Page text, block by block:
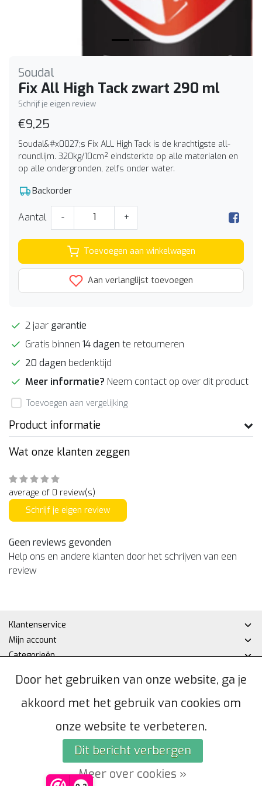
Soudal
Fix All High Tack zwart 290 ml
Schrijf je eigen review
€9,25
Soudal&#x0027;s Fix ALL High Tack is de krachtigste all-
roundlijm. 320kg/10cm² eindsterkte op alle materialen en
op alle ondergronden, zelfs onder water.
Backorder
Aantal - +
Toevoegen aan winkelwagen
Aan verlanglijst toevoegen
2 jaar garantie
Gratis binnen 14 dagen te retourneren
20 dagen bedenktijd
Meer informatie? Neem contact op over dit product
Toevoegen aan vergelijking
Product informatie
Wat onze klanten zeggen
average of 0 review(s)
Schrijf je eigen review
Geen reviews gevonden
Help ons en andere klanten door het schrijven van een
review
Klantenservice
Mijn account
Categorieën
© Copyright 2026 - Hakan DHZ | Realisatie InStijl Media
Door het gebruiken van onze website, ga je
akkoord met het gebruik van cookies om
onze website te verbeteren.
Dit bericht verbergen
Meer over cookies »